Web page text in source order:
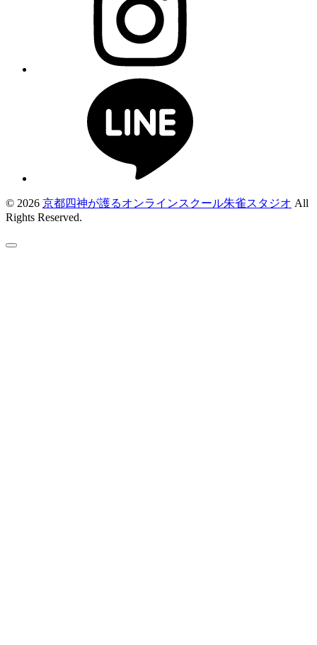
© 2026 京都四神が護るオンラインスクール朱雀スタジオ All
Rights Reserved.